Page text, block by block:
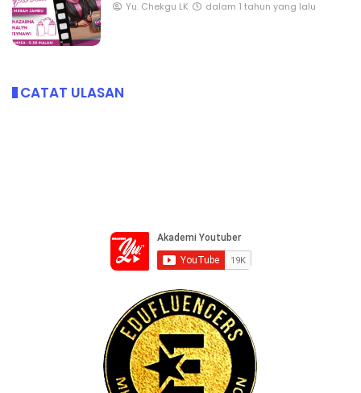
Yu. Chekgu LK dalam 1 tahun yang lalu
CATAT ULASAN